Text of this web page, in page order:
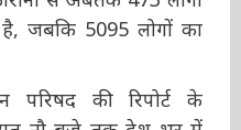
की मौत के बाद मृतकों
से अबतक 473
है, जबकि 5095 लोगों